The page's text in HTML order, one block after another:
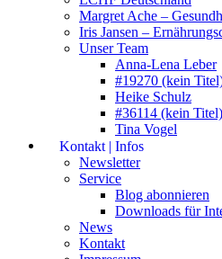
Margret Ache –
Iris Jansen –
Unser Team
Anna-Lena Leber
#19270 (kein
Heike Schulz
#36114 (kein Titel)
Tina Vogel
Kontakt | Infos
Newsletter
Service
Blog abonnieren
Downloads für
News
Kontakt